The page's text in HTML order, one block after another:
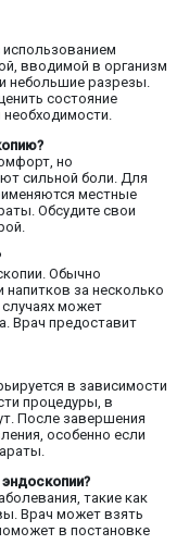
вводимой в организм
небольшие разрезы.
состояние
но
сильной боли. Для
местные
Обсудите свои
Обычно
напитков за несколько
может
Врач предоставит
в зависимости
процедуры, в
После завершения
особенно если
такие как
Врач может взять
в постановке